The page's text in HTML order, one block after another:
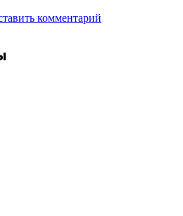
комментарий